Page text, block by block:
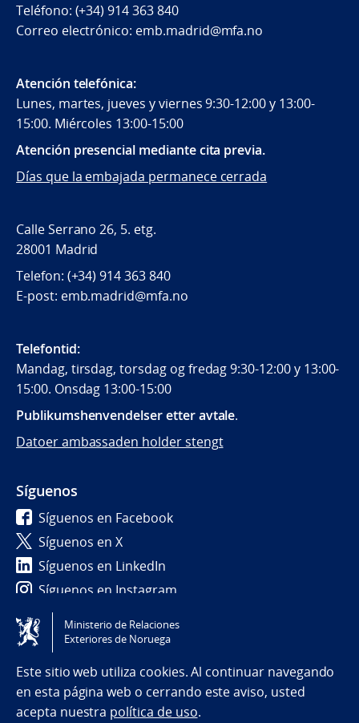
Teléfono: (+34) 914 363 840
Correo electrónico: emb.madrid@mfa.no
Atención telefónica:
Lunes, martes, jueves y viernes 9:30-12:00 y 13:00-
15:00. Miércoles 13:00-15:00
Atención presencial mediante cita previa.
Días que la embajada permanece cerrada
Calle Serrano 26, 5. etg.
28001 Madrid
Telefon: (+34) 914 363 840
E-post: emb.madrid@mfa.no
Telefontid:
Mandag, tirsdag, torsdag og fredag 9:30-12:00 y 13:00-
15:00. Onsdag 13:00-15:00
Publikumshenvendelser etter avtale.
Datoer ambassaden holder stengt
Síguenos
Síguenos en Facebook
Síguenos en X
Síguenos en LinkedIn
Síguenos en Instagram
Tilgjengelighetserklæring / Accessibility statement
(NO)
Ministerio de Relaciones
Exteriores de Noruega
Este sitio web utiliza cookies. Al continuar navegando
en esta página web o cerrando este aviso, usted
acepta nuestra política de uso.